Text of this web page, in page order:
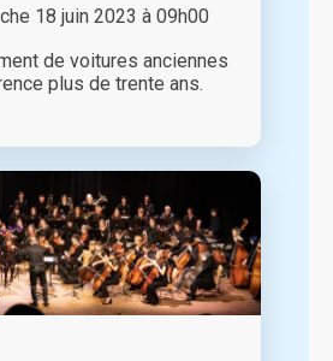
18 juin 2023 à 09h00
de voitures anciennes
plus de trente ans.